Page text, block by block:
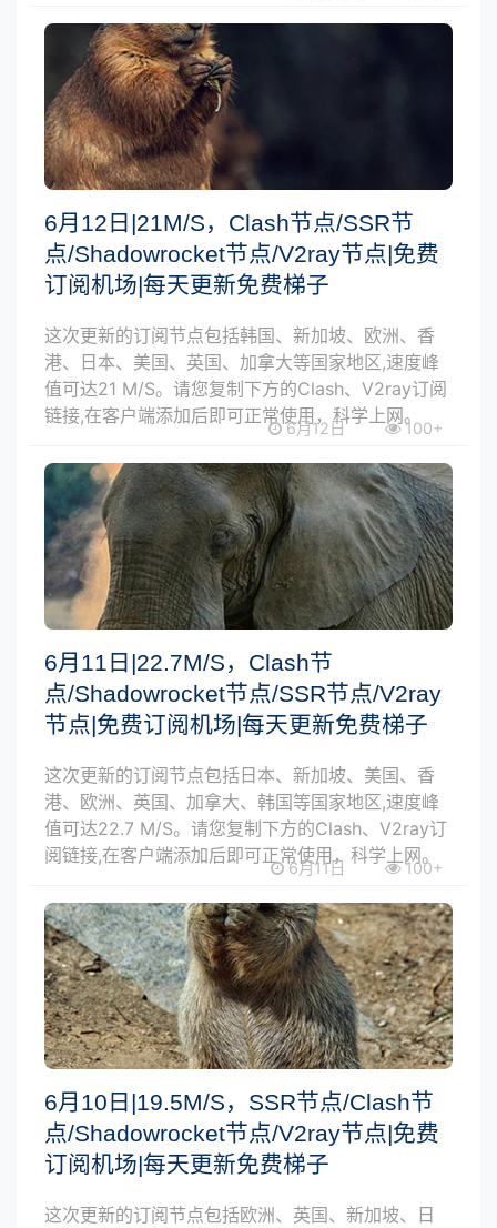
6月12日|21M/S，Clash节点/SSR节
点/Shadowrocket节点/V2ray节点|免费
订阅机场|每天更新免费梯子
这次更新的订阅节点包括韩国、新加坡、欧洲、香
港、日本、美国、英国、加拿大等国家地区,速度峰
值可达21 M/S。请您复制下方的Clash、V2ray订阅
链接,在客户端添加后即可正常使用，科学上网。
6月12日 100+
6月11日|22.7M/S，Clash节
点/Shadowrocket节点/SSR节点/V2ray
节点|免费订阅机场|每天更新免费梯子
这次更新的订阅节点包括日本、新加坡、美国、香
港、欧洲、英国、加拿大、韩国等国家地区,速度峰
值可达22.7 M/S。请您复制下方的Clash、V2ray订
阅链接,在客户端添加后即可正常使用，科学上网。
6月11日 100+
6月10日|19.5M/S，SSR节点/Clash节
点/Shadowrocket节点/V2ray节点|免费
订阅机场|每天更新免费梯子
这次更新的订阅节点包括欧洲、英国、新加坡、日